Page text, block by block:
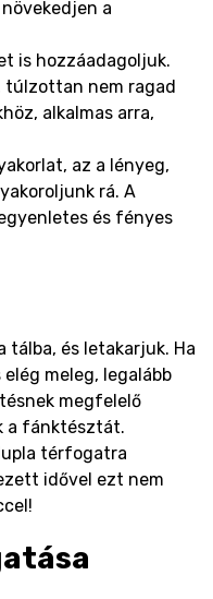
a
is hozzáadagoljuk.
túlzottan nem ragad
alkalmas arra,
az a lényeg,
rá. A
és fényes
és letakarjuk. Ha
meleg, legalább
megfelelő
a fánktésztát.
térfogatra
idővel ezt nem